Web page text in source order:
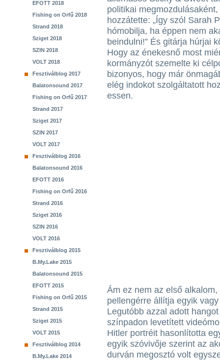
EFOTT 2018
Fishing on Orfű 2018
Strand 2018
Sziget 2018
SZIN 2018
VOLT 2018
Fesztiválblog 2017
Balatonsound 2017
Fishing on Orfű 2017
Strand 2017
Sziget 2017
SZIN 2017
VOLT 2017
Fesztiválblog 2016
Balatonsound 2016
EFOTT 2016
Fishing on Orfű 2016
Strand 2016
Sziget 2016
SZIN 2016
VOLT 2016
Fesztiválblog 2015
B.My.Lake 2015
Balatonsound 2015
EFOTT 2015
Fishing on Orfű 2015
Strand 2015
Sziget 2015
VOLT 2015
Fesztiválblog 2014
B.My.Lake 2014
politikai
hozzátette: „Így szól Sarah
hómobilja, ha éppen nem
beindulni!” És gitárja húrjai
Hogy az énekesnő most
kormányzót szemelte ki
bizonyos, hogy már
elég indokot szolgáltatott
essen.
Ám ez nem az első
pellengérre állítja egyik
Legutóbb azzal adott
színpadon levetített
Hitler portréit hasonlította
egyik szóvivője szerint az
durván megosztó volt